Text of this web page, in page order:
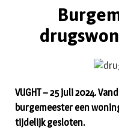
VUGHT – 25 juli 2024.
burgemeester een
tijdelijk gesloten.